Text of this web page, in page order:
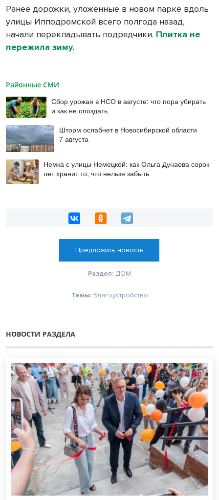
Ранее дорожки, уложенные в новом парке вдоль
улицы Ипподромской всего полгода назад,
начали перекладывать подрядчики. Плитка не
пережила зиму.
Районные СМИ
Сбор урожая в НСО в августе: что пора убирать
и как не опоздать
Шторм ослабнет в Новосибирской области
7 августа
Немка с улицы Немецкой: как Ольга Дунаева сорок
лет хранит то, что нельзя забыть
Предложить новость
Раздел: ДОМ
Темы: Благоустройство
НОВОСТИ РАЗДЕЛА